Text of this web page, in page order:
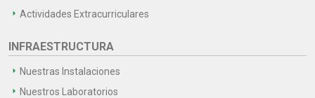
Actividades Extracurriculares
INFRAESTRUCTURA
Nuestras Instalaciones
Nuestros Laboratorios